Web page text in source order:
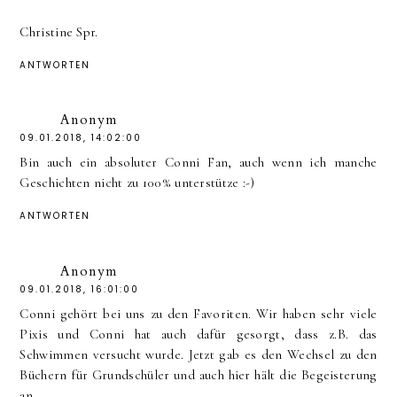
Christine Spr.
ANTWORTEN
Anonym
09.01.2018, 14:02:00
Bin auch ein absoluter Conni Fan, auch wenn ich manche
Geschichten nicht zu 100% unterstütze :-)
ANTWORTEN
Anonym
09.01.2018, 16:01:00
Conni gehört bei uns zu den Favoriten. Wir haben sehr viele
Pixis und Conni hat auch dafür gesorgt, dass z.B. das
Schwimmen versucht wurde. Jetzt gab es den Wechsel zu den
Büchern für Grundschüler und auch hier hält die Begeisterung